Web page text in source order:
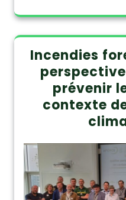
Incendies
prévenir
contexte